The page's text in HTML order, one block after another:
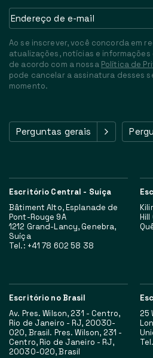
Endereço
de
mail(Obrigatório)
Ao se inscrever, você concorda em
atualizações, notícias e informações
de acordo com a nossa Política de
pode cancelar a assinatura desses
momento.
Perguntas gerais
Escritório Central - Suíça
Bâtiment Alto, Esplanade de
Pont-Rouge 9A
1212 Grand-Lancy, Genebra,
Suíça
Tel.: +41 78 602 58 38
Hill
Escritório no Brasil
Av. Pres. Wilson, 231 - Centro,
Rio de Janeiro - RJ, 20030-
020, Brasil. Pres. Wilson, 231 -
Centro, Rio de Janeiro - RJ,
20030-020, Brasil
25